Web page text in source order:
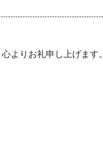
よりお礼申し上げます。